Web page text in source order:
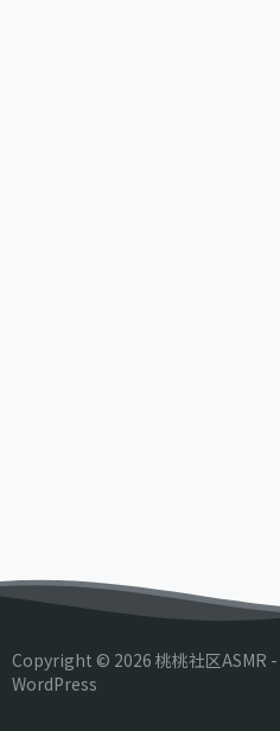
Copyright © 2026 桃桃社区ASMR -
WordPress